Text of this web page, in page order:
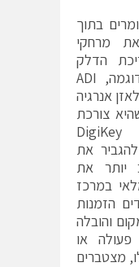
בתוך
מרחקי
הדלק
ומפחיתה את הפליטות. לדוגמה, ADI
אנרגיה
צורכת
אותם. במחסנים שלנו, DigiKey
את
יותר את
במרכז
הזמנות
והובלה
או
מצטברים